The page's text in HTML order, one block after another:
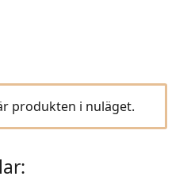
produkten i nuläget.